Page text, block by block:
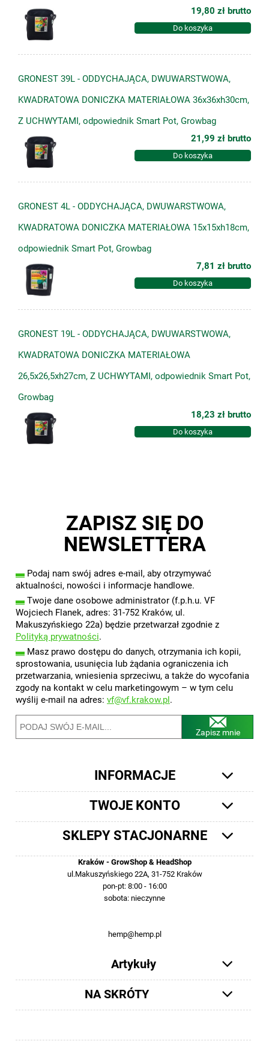
19,80 zł brutto
Do koszyka
GRONEST 39L - ODDYCHAJĄCA, DWUWARSTWOWA,
KWADRATOWA DONICZKA MATERIAŁOWA 36x36xh30cm,
Z UCHWYTAMI, odpowiednik Smart Pot, Growbag
21,99 zł brutto
Do koszyka
GRONEST 4L - ODDYCHAJĄCA, DWUWARSTWOWA,
KWADRATOWA DONICZKA MATERIAŁOWA 15x15xh18cm,
odpowiednik Smart Pot, Growbag
7,81 zł brutto
Do koszyka
GRONEST 19L - ODDYCHAJĄCA, DWUWARSTWOWA,
KWADRATOWA DONICZKA MATERIAŁOWA
26,5x26,5xh27cm, Z UCHWYTAMI, odpowiednik Smart Pot,
Growbag
18,23 zł brutto
Do koszyka
ZAPISZ SIĘ DO
NEWSLETTERA
▬ Podaj nam swój adres e-mail, aby otrzymywać
aktualności, nowości i informacje handlowe.
▬ Twoje dane osobowe administrator (f.p.h.u. VF
Wojciech Flanek, adres: 31-752 Kraków, ul.
Makuszyńskiego 22a) będzie przetwarzał zgodnie z
Polityką prywatności.
▬ Masz prawo dostępu do danych, otrzymania ich kopii,
sprostowania, usunięcia lub żądania ograniczenia ich
przetwarzania, wniesienia sprzeciwu, a także do wycofania
zgody na kontakt w celu marketingowym – w tym celu
wyślij e-mail na adres: vf@vf.krakow.pl.
Zapisz mnie
INFORMACJE
TWOJE KONTO
SKLEPY STACJONARNE
Kraków - GrowShop & HeadShop
ul.Makuszyńskiego 22A, 31-752 Kraków
pon-pt: 8:00 - 16:00
sobota: nieczynne
hemp@hemp.pl
Artykuły
NA SKRÓTY